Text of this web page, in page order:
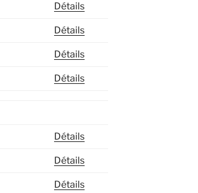
Détails
Détails
Détails
Détails
Détails
Détails
Détails